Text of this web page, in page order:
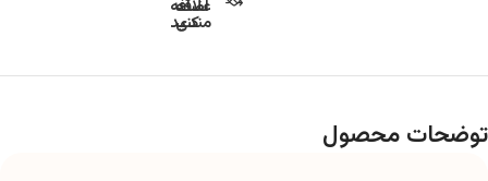
اضافه
کنید
علاقه
مندی
توضحات محصول